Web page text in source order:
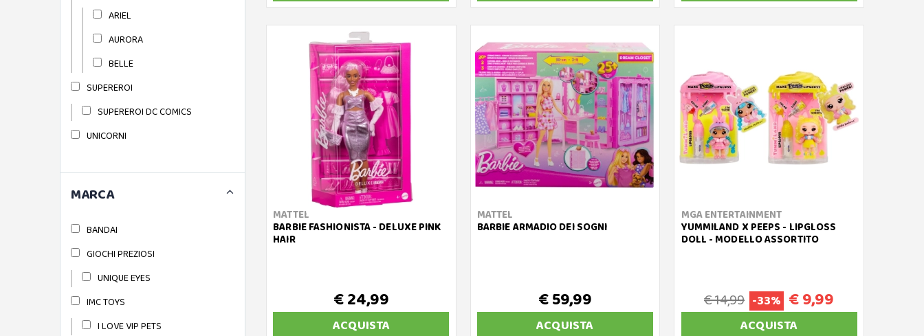
MATTEL
BARBIE FASHIONISTA - DELUXE PINK
HAIR
€ 24,99
ACQUISTA
MATTEL
BARBIE ARMADIO DEI SOGNI
€ 59,99
ACQUISTA
MGA ENTERTAINMENT
YUMMILAND X PEEPS - LIPGLOSS
DOLL - MODELLO ASSORTITO
€ 14,99 -33% € 9,99
ACQUISTA
ARIEL
AURORA
BELLE
SUPEREROI
SUPEREROI DC COMICS
UNICORNI
MARCA
BANDAI
GIOCHI PREZIOSI
UNIQUE EYES
IMC TOYS
I LOVE VIP PETS